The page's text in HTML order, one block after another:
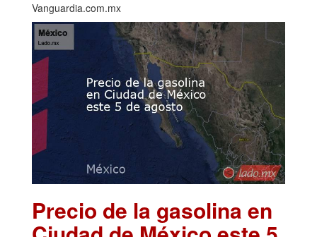
Vanguardia.com.mx
Precio de la gasolina en